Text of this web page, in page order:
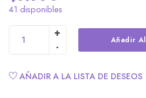
41 disponibles
Añadir
AÑADIR A LA LISTA DE DESEOS